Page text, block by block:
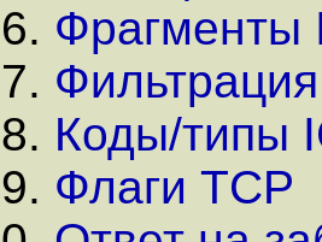
Фpагменты
Коды/типы
Флаги TCP